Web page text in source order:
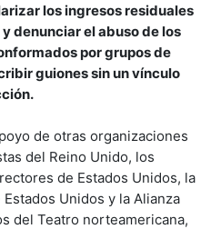
los ingresos residuales
denunciar el abuso de los
por grupos de
guiones sin un vínculo
de otras organizaciones
del Reino Unido, los
de Estados Unidos, la
Unidos y la Alianza
del Teatro norteamericana,